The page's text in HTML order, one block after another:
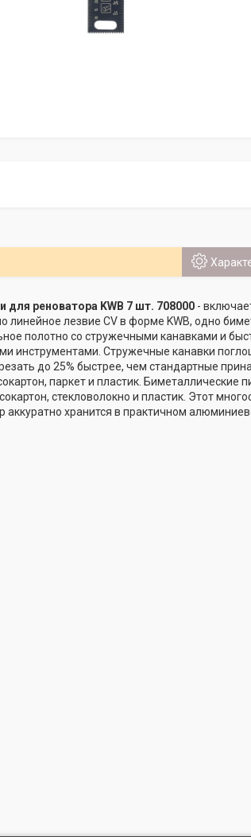
для реноватора KWB 7 шт. 708000-
линейное лезвие CV в форме KWB, одно
полотно со стружечными канавками и
инструментами. Стружечные канавки
до 25% быстрее, чем стандартные
паркет и пластик.
стекловолокно и пластик. Этот
аккуратно хранится в практичном